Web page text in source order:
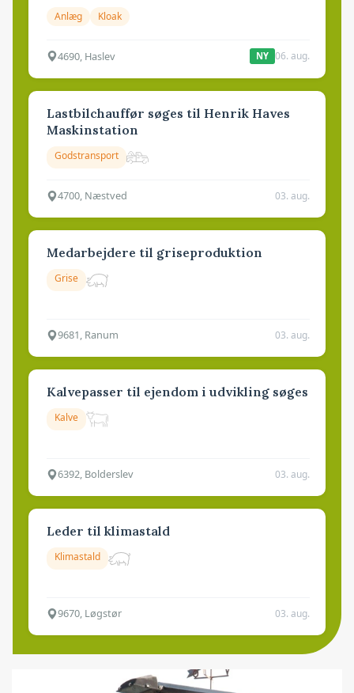
Anlæg Kloak
4690, Haslev NY 06. aug.
Lastbilchauffør søges til Henrik Haves
Maskinstation
Godstransport
4700, Næstved 03. aug.
Medarbejdere til griseproduktion
Grise
9681, Ranum 03. aug.
Kalvepasser til ejendom i udvikling søges
Kalve
6392, Bolderslev 03. aug.
Leder til klimastald
Klimastald
9670, Løgstør 03. aug.